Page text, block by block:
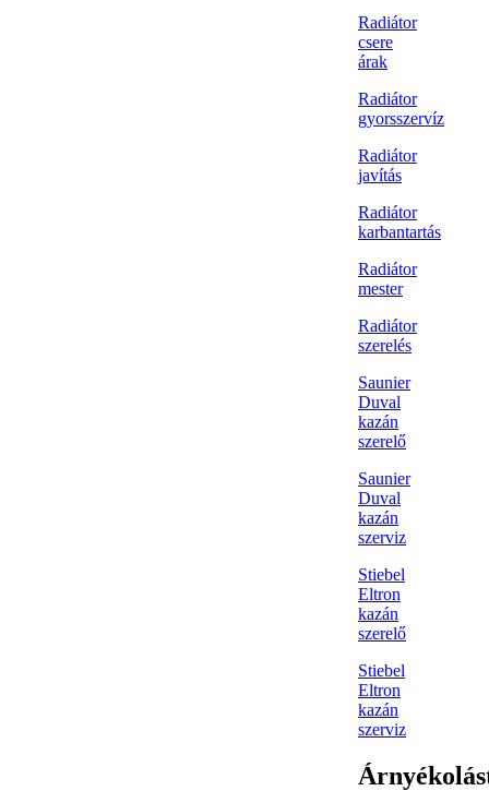
Radiátor
csere
árak
Radiátor
gyorsszervíz
Radiátor
javítás
Radiátor
karbantartás
Radiátor
mester
Radiátor
szerelés
Saunier
Duval
kazán
szerelő
Saunier
Duval
kazán
szerviz
Stiebel
Eltron
kazán
szerelő
Stiebel
Eltron
kazán
szerviz